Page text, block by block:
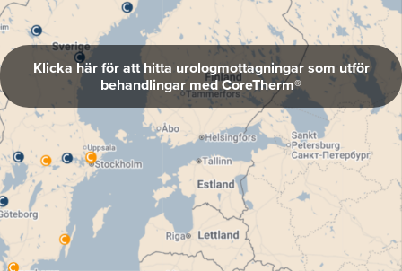
Klicka här för att hitta urologmottagningar som utför
behandlingar med CoreTherm®